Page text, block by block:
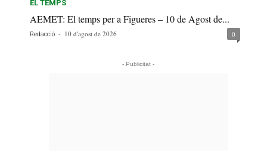
EL TEMPS
AEMET: El temps per a Figueres – 10 de Agost de...
Redacció - 10 d'agost de 2026 0
- Publicitat -